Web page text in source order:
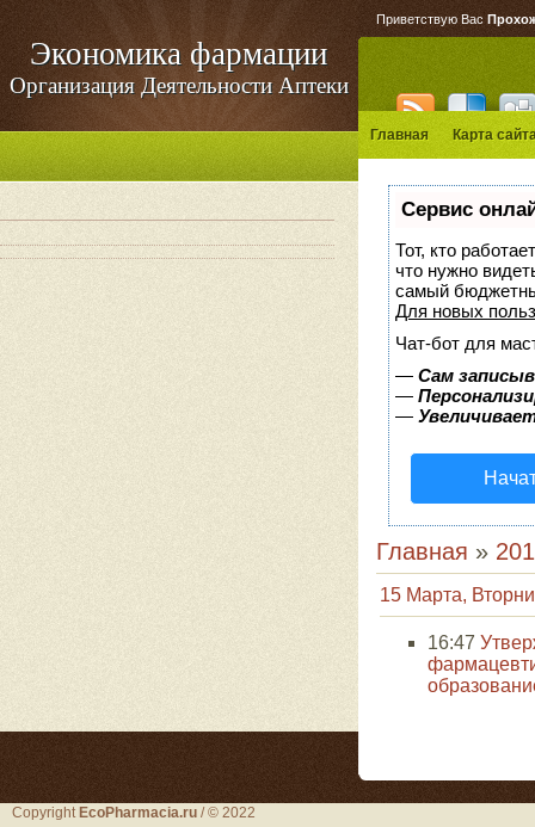
Экономика фармации
Организация Деятельности Аптеки
Приветствую Вас
Главная Карта
Сервис
Тот, кто
что нужно
самый
Для новых
Чат-бот для
— Сам
—
—
Главная »
15 Марта,
16:47
Copyright EcoPharmacia.ru / © 2022